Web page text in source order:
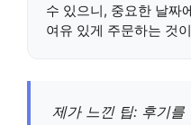
수 있으니, 중요한 날짜
여유 있게 주문하는 것
제가 느낀 팁: 후기를